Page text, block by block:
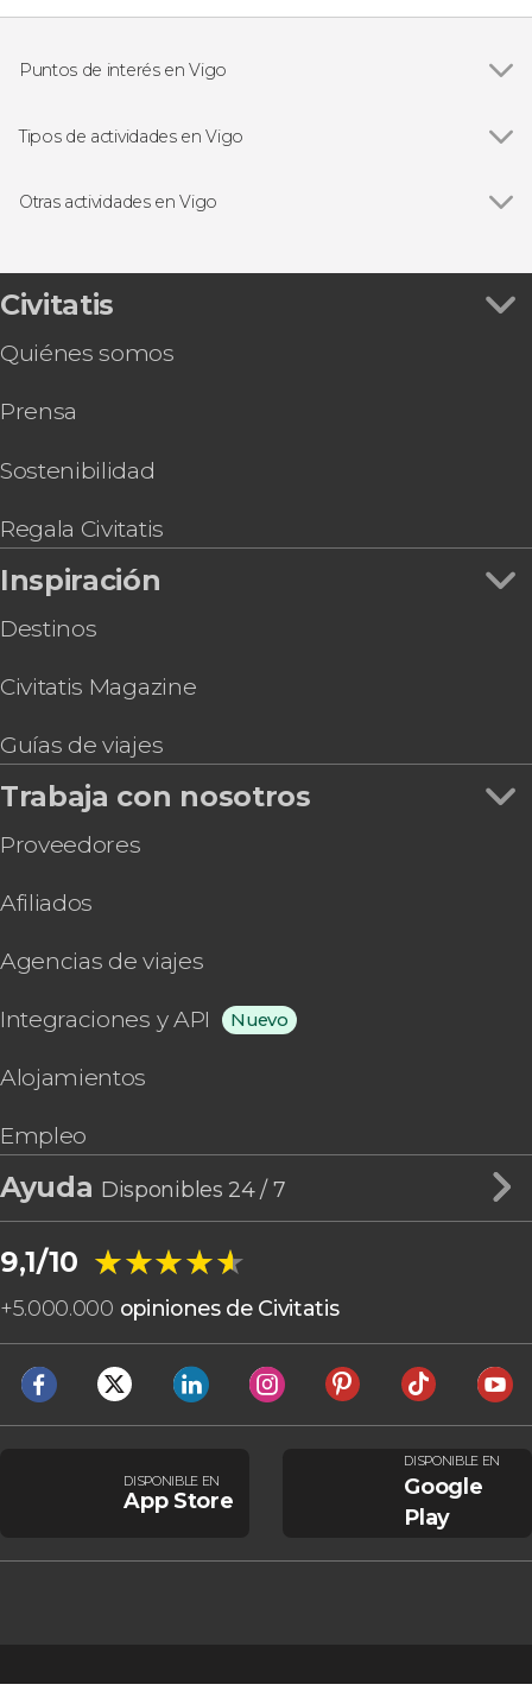
Puntos de interés en Vigo
Tipos de actividades en Vigo
Free tours en Vigo
Cruceros en Vigo
Otras actividades en Vigo
Tour por el Bajo Miño
Tour en bicicleta eléctrica por Vigo
sus jardines
Civitatis
Quiénes somos
Prensa
Sostenibilidad
Regala Civitatis
Inspiración
Destinos
Civitatis Magazine
Guías de viajes
Trabaja con nosotros
Proveedores
Afiliados
Agencias de viajes
Integraciones y API Nuevo
Alojamientos
Empleo
Ayuda Disponibles 24 / 7
9,1/10 ★★★★★
★★★★★
+5.000.000 opiniones de Civitatis
DISPONIBLE EN
App Store
DISPONIBLE EN
Google
Play